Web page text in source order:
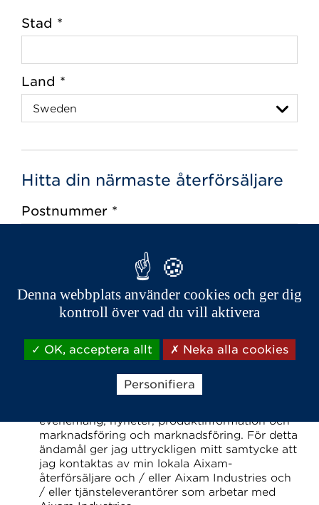
Stad *
Land *
Hitta din närmaste återförsäljare
Postnummer *
evenemang, nyheter, produktinformation och
marknadsföring och marknadsföring. För detta
ändamål ger jag uttryckligen mitt samtycke att
jag kontaktas av min lokala Aixam-
återförsäljare och / eller Aixam Industries och
/ eller tjänsteleverantörer som arbetar med
Denna webbplats använder cookies och ger dig
kontroll över vad du vill aktivera
OK, acceptera allt Neka alla cookies
Personifiera